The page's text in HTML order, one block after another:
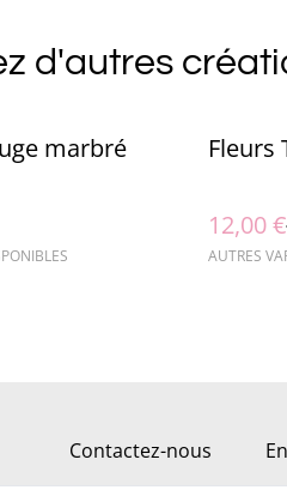
d'autres
marbré %
Fleurs
12,00 €
AUTRES
Contactez-nous